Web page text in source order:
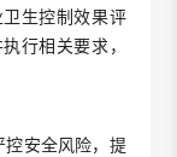
生控制效果评
行相关要求，
安全风险，提